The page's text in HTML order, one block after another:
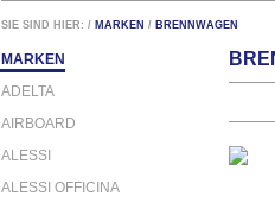
SIE SIND HIER: / MARKEN / BRENNWAGEN
MARKEN
ADELTA
AIRBOARD
ALESSI
ALESSI OFFICINA